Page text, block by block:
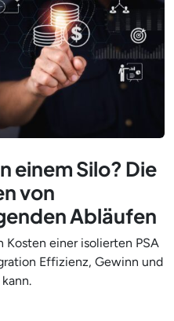
einem Silo? Die
von
Abläufen
einer isolierten PSA
Effizienz, Gewinn und